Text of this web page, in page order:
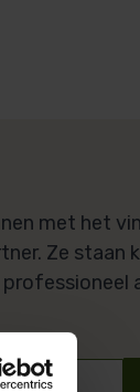
met het
Ze staan